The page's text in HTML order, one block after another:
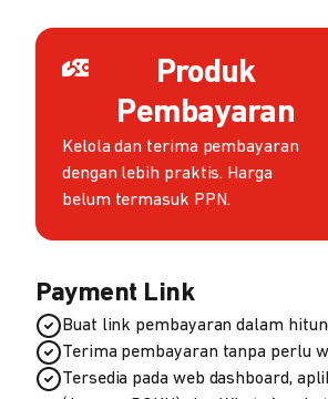
Produk
Pembayaran
Kelola dan terima pembayaran
dengan lebih praktis. Harga
belum termasuk PPN.
Payment Link
Buat link pembayaran dalam
Terima pembayaran tanpa perlu
Tersedia pada web dashboard,